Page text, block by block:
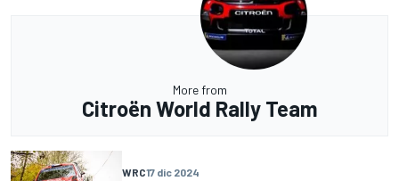
More from
Citroën World Rally Team
WRC17 dic 2024